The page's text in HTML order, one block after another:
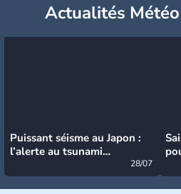
Actualités
Puissant séisme au Japon :
l’alerte au tsunami
28/07